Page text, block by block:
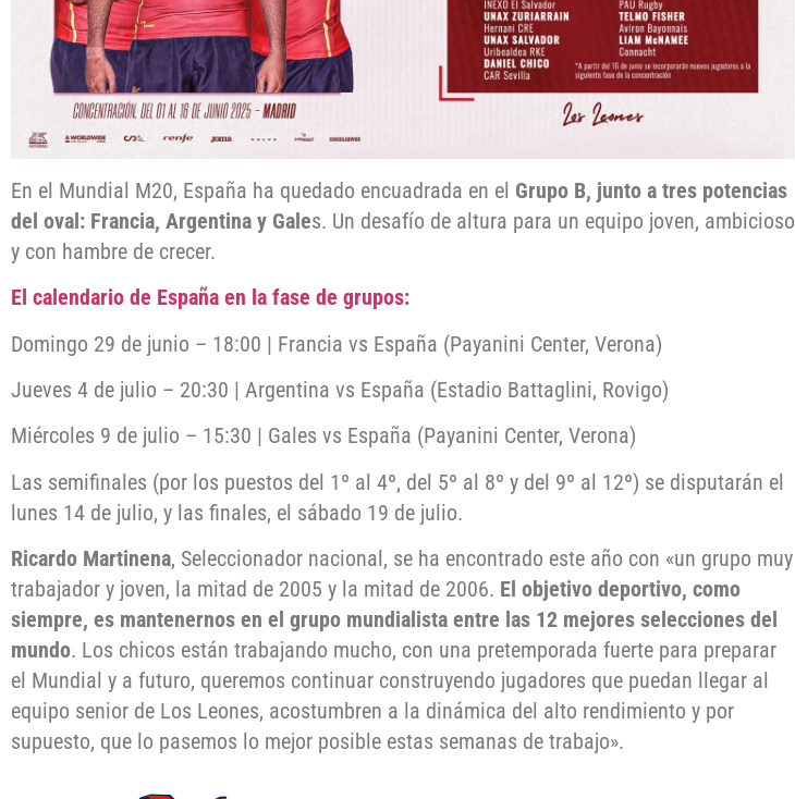
En el Mundial M20, España ha quedado encuadrada en el Grupo B, junto a tres potencias
del oval: Francia, Argentina y Gales. Un desafío de altura para un equipo joven, ambicioso
y con hambre de crecer.
El calendario de España en la fase de grupos:
Domingo 29 de junio – 18:00 | Francia vs España (Payanini Center, Verona)
Jueves 4 de julio – 20:30 | Argentina vs España (Estadio Battaglini, Rovigo)
Miércoles 9 de julio – 15:30 | Gales vs España (Payanini Center, Verona)
Las semifinales (por los puestos del 1º al 4º, del 5º al 8º y del 9º al 12º) se disputarán el
lunes 14 de julio, y las finales, el sábado 19 de julio.
Ricardo Martinena, Seleccionador nacional, se ha encontrado este año con «un grupo muy
trabajador y joven, la mitad de 2005 y la mitad de 2006. El objetivo deportivo, como
siempre, es mantenernos en el grupo mundialista entre las 12 mejores selecciones del
mundo. Los chicos están trabajando mucho, con una pretemporada fuerte para preparar
el Mundial y a futuro, queremos continuar construyendo jugadores que puedan llegar al
equipo senior de Los Leones, acostumbren a la dinámica del alto rendimiento y por
supuesto, que lo pasemos lo mejor posible estas semanas de trabajo».